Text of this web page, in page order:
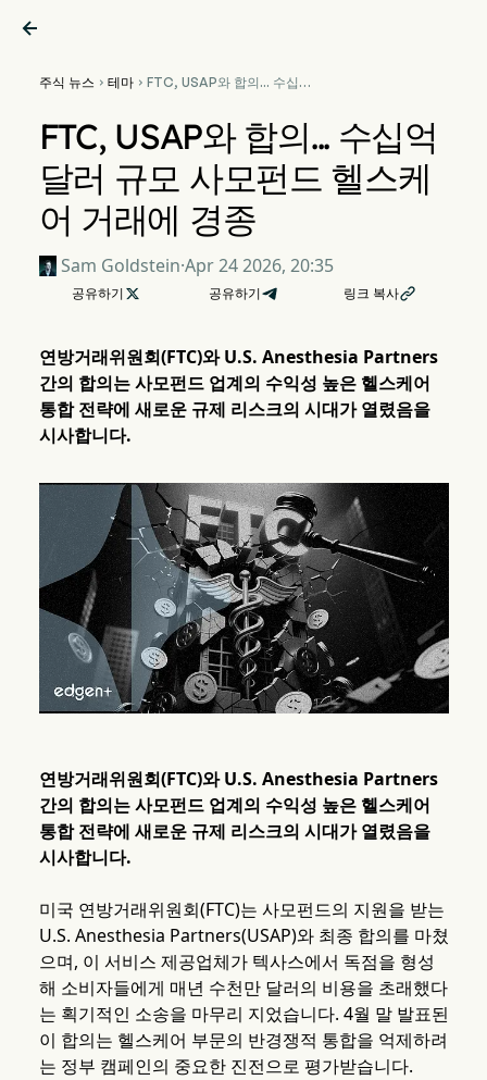

주식 뉴스  테마 FTC, USAP와 합의... 수십억
FTC, USAP와 합의... 수십억
달러 규모 사모펀드 헬스케
어 거래에 경종
Sam Goldstein·Apr 24 2026, 20:35
공유하기  공유하기 링크 복사
연방거래위원회(FTC)와 U.S. Anesthesia Partners
간의 합의는 사모펀드 업계의 수익성 높은 헬스케어
통합 전략에 새로운 규제 리스크의 시대가 열렸음을
시사합니다.
연방거래위원회(FTC)와 U.S. Anesthesia Partners
간의 합의는 사모펀드 업계의 수익성 높은 헬스케어
통합 전략에 새로운 규제 리스크의 시대가 열렸음을
시사합니다.
미국 연방거래위원회(FTC)는 사모펀드의 지원을 받는
U.S. Anesthesia Partners(USAP)와 최종 합의를 마쳤
으며, 이 서비스 제공업체가 텍사스에서 독점을 형성
해 소비자들에게 매년 수천만 달러의 비용을 초래했다
는 획기적인 소송을 마무리 지었습니다. 4월 말 발표된
이 합의는 헬스케어 부문의 반경쟁적 통합을 억제하려
는 정부 캠페인의 중요한 진전으로 평가받습니다.